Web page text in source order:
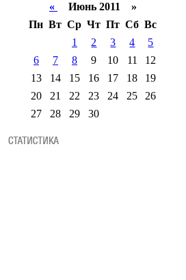
«
Июнь 2011 »
Пн Вт Ср Чт Пт Сб Вс
1
2 3 4
5
6
7 8 9 10 11
12
13
14 15 16 17 18
19
20
21 22 23 24 25
26
27
28 29 30